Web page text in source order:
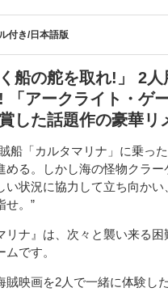
付き/日本語版
く船の舵を取れ!」 2
「アークライト・ゲ
した話題作の豪華リ
船「カルタマリナ」に乗っ
める。しかし海の怪物クラ
い状況に協力して立ち向かい
せ。”
ナ』は、次々と襲い来る困
ムです。
映画を2人で一緒に体験し